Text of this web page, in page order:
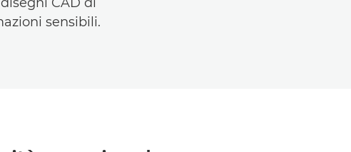
sensibili.